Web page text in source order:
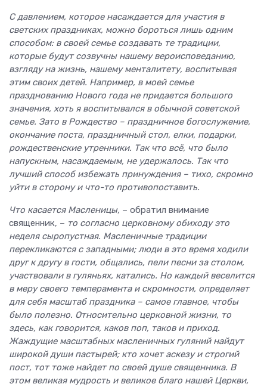
С давлением, которое насаждается для участия в
светских праздниках, можно бороться лишь одним
способом: в своей семье создавать те традиции,
которые будут созвучны нашему вероисповеданию,
взгляду на жизнь, нашему менталитету, воспитывая
этим своих детей. Например, в моей семье
празднованию Нового года не придается большого
значения, хоть я воспитывался в обычной советской
семье. Зато в Рождество – праздничное богослужение,
окончание поста, праздничный стол, елки, подарки,
рождественские утренники. Так что всё, что было
напускным, насаждаемым, не удержалось. Так что
лучший способ избежать принуждения – тихо, скромно
уйти в сторону и что-то противопоставить.
Что касается Масленицы, – обратил внимание
священник, – то согласно церковному обиходу это
неделя сыропустная. Масленичные традиции
перекликаются с западными; люди в это время ходили
друг к другу в гости, общались, пели песни за столом,
участвовали в гуляньях, катались. Но каждый веселится
в меру своего темперамента и скромности, определяет
для себя масштаб праздника – самое главное, чтобы
было полезно. Относительно церковной жизни, то
здесь, как говорится, каков поп, таков и приход.
Жаждущие масштабных масленичных гуляний найдут
широкой души пастырей; кто хочет аскезу и строгий
пост, тот тоже найдет по своей душе священника. В
этом великая мудрость и великое благо нашей Церкви,